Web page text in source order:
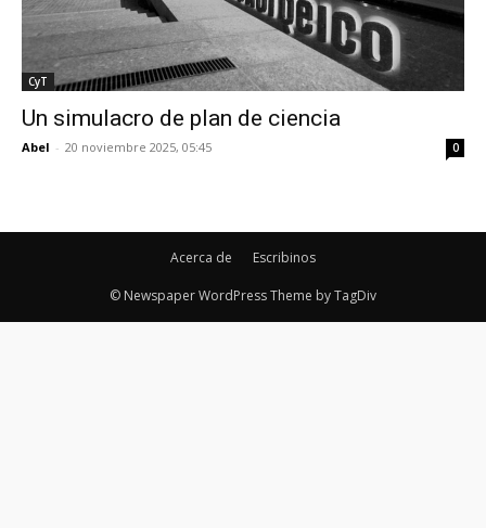
CyT
Un simulacro de plan de ciencia
Abel - 20 noviembre 2025, 05:45 0
Acerca de Escribinos
© Newspaper WordPress Theme by TagDiv